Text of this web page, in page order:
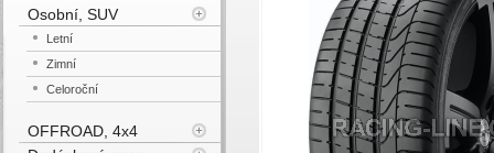
Osobní, SUV
Letní
Zimní
Celoroční
OFFROAD, 4x4